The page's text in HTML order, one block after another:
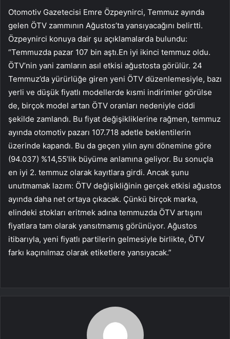
Otomotiv Gazetecisi Emre Özpeynirci, Temmuz ayında
gelen ÖTV zammının Ağustos’ta yansıyacağını belirtti.
Özpeynirci konuya dair şu açıklamalarda bulundu:
“Temmuzda pazar 107 bin aştı.En iyi ikinci temmuz oldu.
ÖTV’nin yani zamların asıl etkisi ağustosta görülür. 24
Temmuz’da yürürlüğe giren yeni ÖTV düzenlemesiyle, bazı
yerli ve düşük fiyatlı modellerde kısmi indirimler görülse
de, birçok model artan ÖTV oranları nedeniyle ciddi
şekilde zamlandı. Bu fiyat değişikliklerine rağmen, temmuz
ayında otomotiv pazarı 107.718 adetle beklentilerin
üzerinde kapandı. Bu da geçen yılın aynı dönemine göre
(94.037) %14,55’lik büyüme anlamına geliyor. Bu sonuçla
en iyi 2. temmuz olarak kayıtlara girdi. Ancak şunu
unutmamak lazım: ÖTV değişikliğinin gerçek etkisi ağustos
ayında daha net ortaya çıkacak. Çünkü birçok marka,
elindeki stokları eritmek adına temmuzda ÖTV artışını
fiyatlara tam olarak yansıtmamış görünüyor. Ağustos
itibarıyla, yeni fiyatlı partilerin gelmesiyle birlikte, ÖTV
farkı kaçınılmaz olarak etiketlere yansıyacak.”